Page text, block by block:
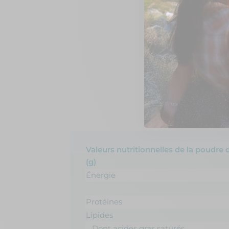
Valeurs nutritionnelles de la poudre
(g)
Énergie
Protéines
Lipides